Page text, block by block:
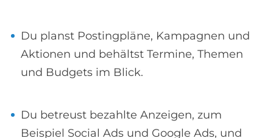
Du planst Postingpläne, Kampagnen und
Aktionen und behältst Termine, Themen
und Budgets im Blick.
Du betreust bezahlte Anzeigen, zum
Beispiel Social Ads und Google Ads, und